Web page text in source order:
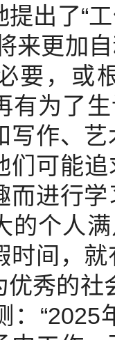
出了“
来更加
要，或
有为了
写作、
们可能
而进行
的个人
时间，
秀的社
：